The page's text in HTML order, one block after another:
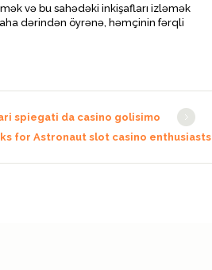
və bu sahədəki inkişafları izləmək
dərindən öyrənə, həmçinin fərqli
spiegati da casino golisimo
for Astronaut slot casino enthusiasts